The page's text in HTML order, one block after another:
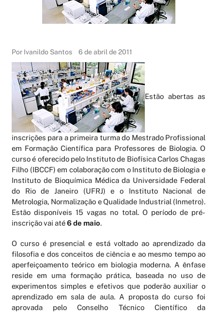
Por Ivanildo Santos 6 de abril de 2011
Estão abertas as
inscrições para a primeira turma do Mestrado Profissional
em Formação Científica para Professores de Biologia. O
curso é oferecido pelo Instituto de Biofísica Carlos Chagas
Filho (IBCCF) em colaboração com o Instituto de Biologia e
Instituto de Bioquímica Médica da Universidade Federal
do Rio de Janeiro (UFRJ) e o Instituto Nacional de
Metrologia, Normalização e Qualidade Industrial (Inmetro).
Estão disponíveis 15 vagas no total. O período de pré-
inscrição vai até6 de maio.
O curso é presencial e está voltado ao aprendizado da
filosofia e dos conceitos de ciência e ao mesmo tempo ao
aperfeiçoamento teórico em biologia moderna. A ênfase
reside em uma formação prática, baseada no uso de
experimentos simples e efetivos que poderão auxiliar o
aprendizado em sala de aula. A proposta do curso foi
aprovada pelo Conselho Técnico Científico da